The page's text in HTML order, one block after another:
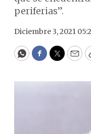
periferias”.
Diciembre 3, 2021
WhatsApp
Facebook
Twitter